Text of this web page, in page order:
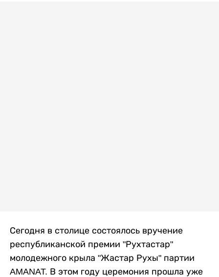
Сегодня в столице состоялось вручение
республиканской премии "Рухтастар"
молодежного крыла "Жастар Рухы" партии
AMANAT. В этом году церемония прошла уже